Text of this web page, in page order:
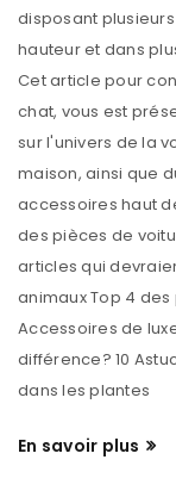
disposant
hauteur et dans
Cet article pour
chat, vous est
sur l'univers de la
maison, ainsi que
accessoires haut
des pièces de
articles qui
animaux Top 4
Accessoires de
différence? 10
dans les plantes
En savoir plus